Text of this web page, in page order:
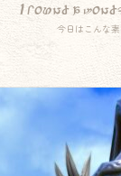
I found a
今日はこんな